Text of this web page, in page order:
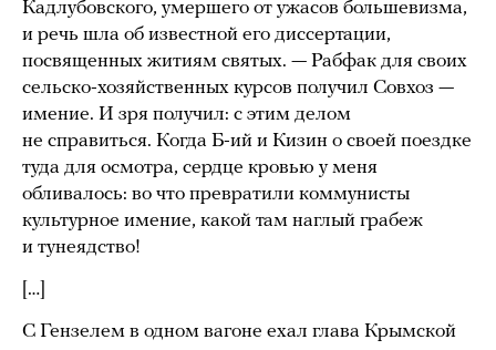
Кадлубовского, умершего от ужасов большевизма,
и речь шла об известной его диссертации,
посвященных житиям святых. — Рабфак для своих
сельско-хозяйственных курсов получил Совхоз —
имение. И зря получил: с этим делом
не справиться. Когда Б-ий и Кизин о своей поездке
туда для осмотра, сердце кровью у меня
обливалось: во что превратили коммунисты
культурное имение, какой там наглый грабеж
и тунеядство!
[…]
С Гензелем в одном вагоне ехал глава Крымской